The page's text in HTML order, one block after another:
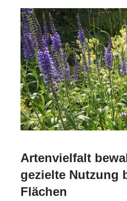
Artenvielfalt
gezielte Nutzung
Flächen